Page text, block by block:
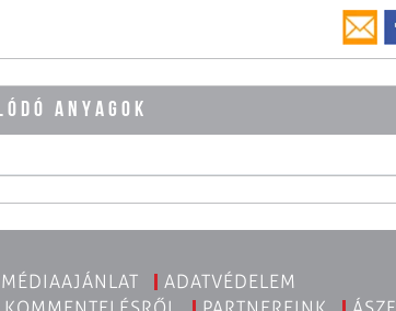
ANYAGOK
MÉDIAAJÁNLAT
ADATVÉDELEM